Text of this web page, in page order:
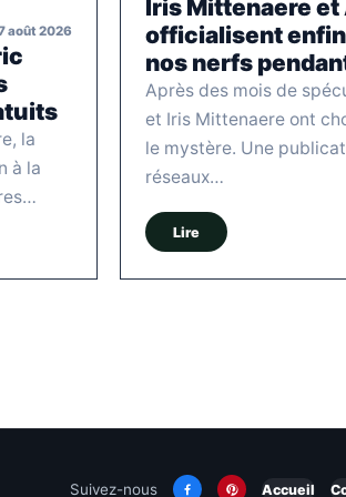
août 2026
la
à la
Iris Mittenaere
officialisent
nos nerfs
Après des mois de
et Iris Mittenaere ont
le mystère. Une
réseaux…
Lire
Suivez-nous Accueil